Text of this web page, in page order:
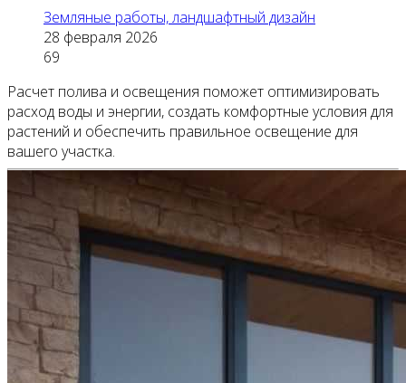
Земляные работы, ландшафтный дизайн
28 февраля 2026
69
Расчет полива и освещения поможет оптимизировать
расход воды и энергии, создать комфортные условия для
растений и обеспечить правильное освещение для
вашего участка.